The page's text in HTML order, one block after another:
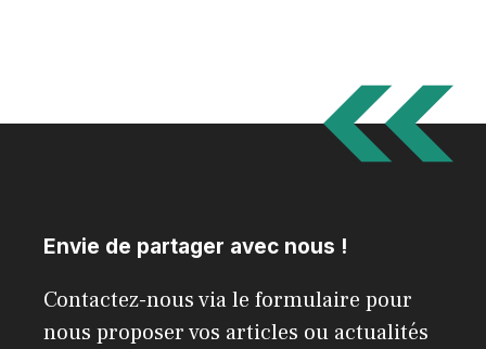
Envie de partager avec nous !
Contactez-nous via le formulaire pour
nous proposer vos articles ou actualités